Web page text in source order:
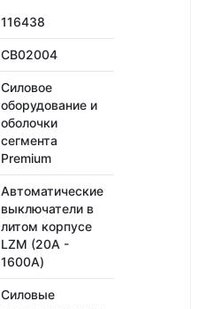
116438
CB02004
Силовое
оборудование и
оболочки
сегмента
Premium
Автоматические
выключатели в
литом корпусе
LZM (20А -
1600А)
Силовые